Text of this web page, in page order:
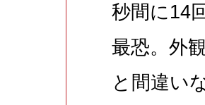
秒間に14
最恐。外
と間違い